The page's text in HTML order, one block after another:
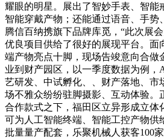
耀眼的明星。展出了智妙手表、智能
智能穿戴产物；还能通过语音、手势
腾信百纳携旗下品牌库觅，“此次展
优良项目供给了很好的展现平台。面
端产物亮点十脚，现场告竣意向合做
业到财产园区，以一季度数据为例，
艺研发、中试孵化、、财产落地、市
场不雅众纷纷驻脚摄影、互动体验。
合作款式之下，福田区立异形成立体
可为人工智能终端、智能工控产物供
批量量产配套，乐聚机械人获客100